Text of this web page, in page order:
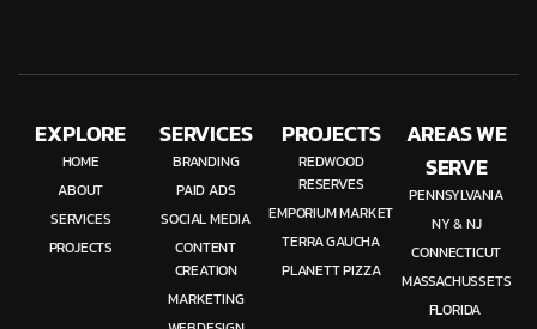
EXPLORE
HOME
ABOUT
SERVICES
PROJECTS
SERVICES
BRANDING
PAID ADS
SOCIAL MEDIA
CONTENT
CREATION
MARKETING
PROJECTS
REDWOOD
RESERVES
EMPORIUM MARKET
TERRA GAUCHA
PLANETT PIZZA
AREAS WE
SERVE
PENNSYLVANIA
NY & NJ
CONNECTICUT
MASSACHUSSETS
FLORIDA